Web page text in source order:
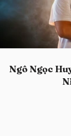
Ngô Ngọc